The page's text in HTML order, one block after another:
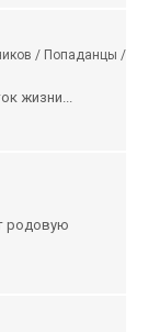
/ Попаданцы /
жизни...
родовую